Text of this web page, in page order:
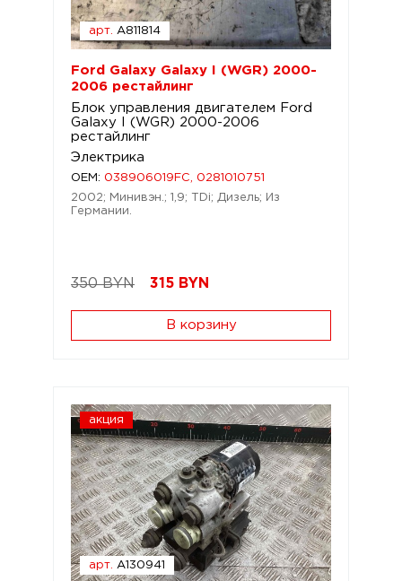
арт. A811814
Ford Galaxy Galaxy I (WGR) 2000-
2006 рестайлинг
Блок управления двигателем Ford
Galaxy I (WGR) 2000-2006
рестайлинг
Электрика
OEM: 038906019FC, 0281010751
2002; Минивэн.; 1,9; TDi; Дизель; Из
Германии.
350 BYN 315 BYN
В корзину
акция
арт. A130941